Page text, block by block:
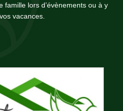
famille lors d’évènements ou à y
vacances.